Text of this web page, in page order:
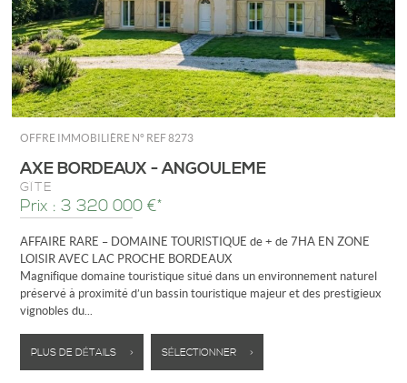
OFFRE IMMOBILIÈRE N° REF 8273
AXE BORDEAUX - ANGOULEME
GÎTE
Prix : 3 320 000 €*
AFFAIRE RARE – DOMAINE TOURISTIQUE de + de 7HA EN ZONE
LOISIR AVEC LAC PROCHE BORDEAUX
Magnifique domaine touristique situé dans un environnement naturel
préservé à proximité d’un bassin touristique majeur et des prestigieux
vignobles du...
PLUS DE DÉTAILS > SÉLECTIONNER >